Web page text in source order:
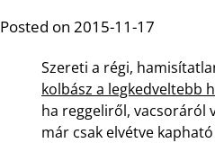
Posted on 2015-11-17
Szereti a régi,
kolbász a legkedveltebb
ha reggeliről, vacsoráról
már csak elvétve